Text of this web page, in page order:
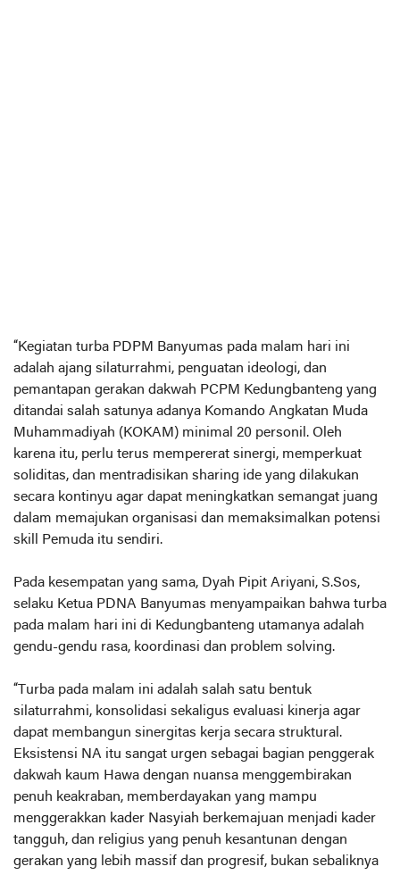
“Kegiatan turba PDPM Banyumas pada malam hari ini
adalah ajang silaturrahmi, penguatan ideologi, dan
pemantapan gerakan dakwah PCPM Kedungbanteng yang
ditandai salah satunya adanya Komando Angkatan Muda
Muhammadiyah (KOKAM) minimal 20 personil. Oleh
karena itu, perlu terus mempererat sinergi, memperkuat
soliditas, dan mentradisikan sharing ide yang dilakukan
secara kontinyu agar dapat meningkatkan semangat juang
dalam memajukan organisasi dan memaksimalkan potensi
skill Pemuda itu sendiri.
Pada kesempatan yang sama, Dyah Pipit Ariyani, S.Sos,
selaku Ketua PDNA Banyumas menyampaikan bahwa turba
pada malam hari ini di Kedungbanteng utamanya adalah
gendu-gendu rasa, koordinasi dan problem solving.
“Turba pada malam ini adalah salah satu bentuk
silaturrahmi, konsolidasi sekaligus evaluasi kinerja agar
dapat membangun sinergitas kerja secara struktural.
Eksistensi NA itu sangat urgen sebagai bagian penggerak
dakwah kaum Hawa dengan nuansa menggembirakan
penuh keakraban, memberdayakan yang mampu
menggerakkan kader Nasyiah berkemajuan menjadi kader
tangguh, dan religius yang penuh kesantunan dengan
gerakan yang lebih massif dan progresif, bukan sebaliknya